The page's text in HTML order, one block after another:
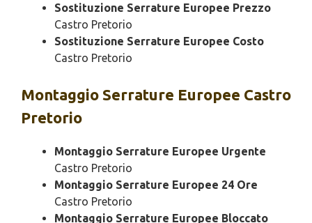
Sostituzione Serrature Europee Prezzo
Castro Pretorio
Sostituzione Serrature Europee Costo
Castro Pretorio
Montaggio Serrature Europee Castro
Pretorio
Montaggio Serrature Europee Urgente
Castro Pretorio
Montaggio Serrature Europee 24 Ore
Castro Pretorio
Montaggio Serrature Europee Bloccato